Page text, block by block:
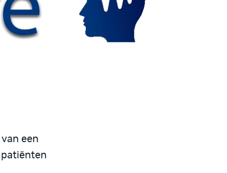
een
patiënten